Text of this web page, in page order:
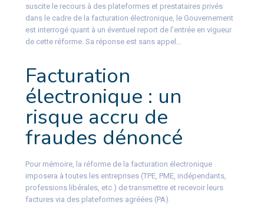
suscite le recours à des plateformes et prestataires privés
dans le cadre de la facturation électronique, le Gouvernement
est interrogé quant à un éventuel report de l’entrée en vigueur
de cette réforme. Sa réponse est sans appel…
Facturation
électronique : un
risque accru de
fraudes dénoncé
Pour mémoire, la réforme de la facturation électronique
imposera à toutes les entreprises (TPE, PME, indépendants,
professions libérales, etc.) de transmettre et recevoir leurs
factures via des plateformes agréées (PA).